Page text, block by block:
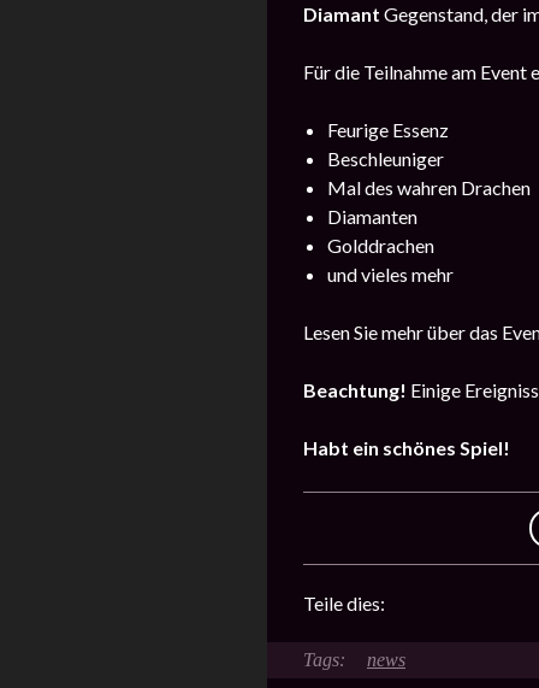
Diamant Gegenstand, der
Für die Teilnahme am Event
Feurige Essenz
Beschleuniger
Mal des wahren Drachen
Diamanten
Golddrachen
und vieles mehr
Lesen Sie mehr über das
Beachtung! Einige
Habt ein schönes Spiel!
Teile dies:
news